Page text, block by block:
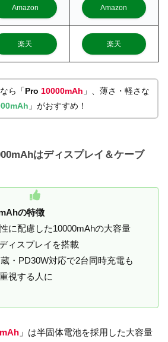
Amazon Amazon
楽天 楽天
ら「Pro 10000mAh 」、薄さ・軽さな
」がおすすめ！
はディスプレイ＆ケーブ
の特徴
に配慮した10000mAhの大容量
ィスプレイを搭載
・PD30W対応で2台同時充電も
視する人に
」は半固体電池を採用した大容量